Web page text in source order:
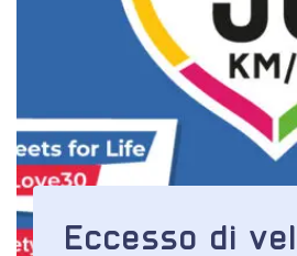
Eccesso di